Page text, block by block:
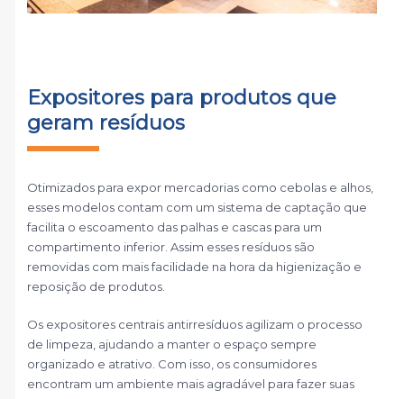
Expositores para produtos que
geram resíduos
Otimizados para expor mercadorias como cebolas e alhos,
esses modelos contam com um sistema de captação que
facilita o escoamento das palhas e cascas para um
compartimento inferior. Assim esses resíduos são
removidas com mais facilidade na hora da higienização e
reposição de produtos.
Os expositores centrais antirresíduos agilizam o processo
de limpeza, ajudando a manter o espaço sempre
organizado e atrativo. Com isso, os consumidores
encontram um ambiente mais agradável para fazer suas